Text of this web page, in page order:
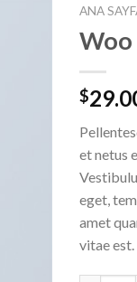
ANA
Woo
$
et netus
eget,
amet
vitae